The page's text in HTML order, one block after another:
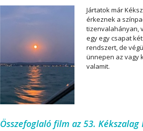
Jártatok már
érkeznek a
tizenvalahányan,
egy egy csapat
rendszert, de
ünnepen az vagy
valamit.
Összefoglaló film az 53.